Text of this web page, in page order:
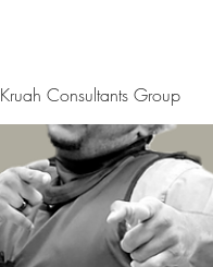
Kruah Consultants Group